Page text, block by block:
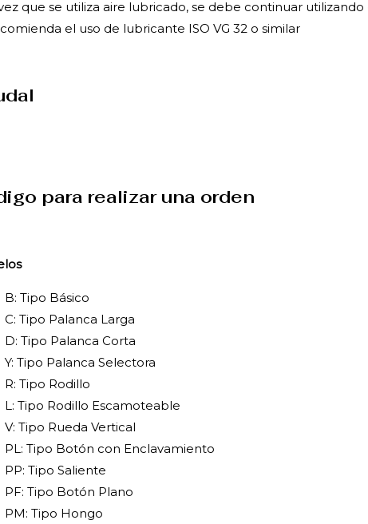
que se utiliza aire lubricado, se debe continuar
el uso de lubricante ISO VG 32 o similar
para realizar una orden
B: Tipo Básico
C: Tipo Palanca Larga
D: Tipo Palanca Corta
Y: Tipo Palanca Selectora
R: Tipo Rodillo
L: Tipo Rodillo Escamoteable
V: Tipo Rueda Vertical
PL: Tipo Botón con Enclavamiento
PP: Tipo Saliente
PF: Tipo Botón Plano
PM: Tipo Hongo